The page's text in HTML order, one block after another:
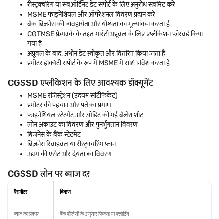
रीस्ट्रक्चरिंग या सबऑर्डिनेट डेट सपोर्ट के लिए अनुरोध सबमिट करें
MSME फाइनेंशियल और ऑपरेशनल विवरण प्रदान करें
बैंक बिज़नेस की व्यवहार्यता और योग्यता का मूल्यांकन करता है
CGTMSE फ्रेमवर्क के तहत गारंटी अप्रूवल के लिए एप्लीकेशन फॉरवर्ड किया
गया है
अप्रूवल के बाद, अधीन डेट स्वीकृत और वितरित किया जाता है
प्रमोटर इक्विटी सपोर्ट के रूप में MSME में राशि निवेश करता है
CGSSD एप्लीकेशन के लिए आवश्यक डॉक्यूमेंट
MSME रजिस्ट्रेशन (उदयम सर्टिफिकेट)
प्रमोटर की पहचान और पते का प्रमाण
फाइनेंशियल स्टेटमेंट और ऑडिट की गई बैलेंस शीट
लोन अकाउंट का विवरण और पुनर्भुगतान विवरण
बिज़नेस के बैंक स्टेटमेंट
बिज़नेस रिवाइवल या रीस्ट्रक्चरिंग प्लान
उद्यम की एसेट और देयता का विवरण
CGSSD लोन पर ब्याज दर
पैरामीटर विवरण
ब्याज का प्रकार बैंक पॉलिसी के अनुसार फिक्स्ड या फ्लोटिंग